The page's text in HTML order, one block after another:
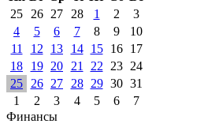
25
26 27 28 1 2
3
4
5 6 7 8 9
10
11
12 13 14 15 16
17
18
19 20 21 22 23
24
25
26 27 28 29 30 31
1
2 3 4 5 6
7
Финансы